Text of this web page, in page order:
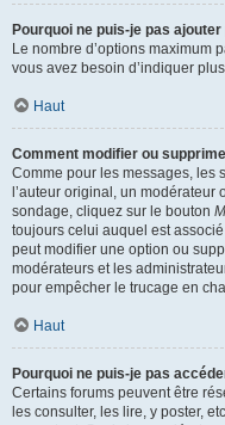
Pourquoi ne puis-je pas
Le nombre d’options maximum
vous avez besoin d’indiquer
Haut
Comment modifier ou
Comme pour les messages, les
l’auteur original, un modérateur
sondage, cliquez sur le bouton
toujours celui auquel est
peut modifier une option ou
modérateurs et les
pour empêcher le trucage en
Haut
Pourquoi ne puis-je pas
Certains forums peuvent être
les consulter, les lire, y poster,